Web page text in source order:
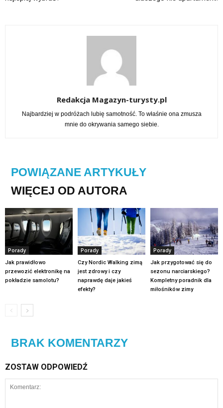
Redakcja Magazyn-turysty.pl
Najbardziej w podróżach lubię samotność. To właśnie ona zmusza
mnie do okrywania samego siebie.
POWIĄZANE ARTYKUŁY
WIĘCEJ OD AUTORA
Porady
Jak prawidłowo
przewozić elektronikę na
pokładzie samolotu?
Porady
Czy Nordic Walking zimą
jest zdrowy i czy
naprawdę daje jakieś
efekty?
Porady
Jak przygotować się do
sezonu narciarskiego?
Kompletny poradnik dla
miłośników zimy
BRAK KOMENTARZY
ZOSTAW ODPOWIEDŹ